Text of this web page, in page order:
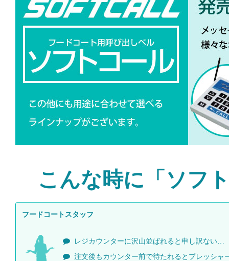
こんな時に「ソフ
フードコートスタッフ
レジカウンターに沢山並ばれると申し訳ない…
注文後もカウンター前で待たれるとプレッシャ